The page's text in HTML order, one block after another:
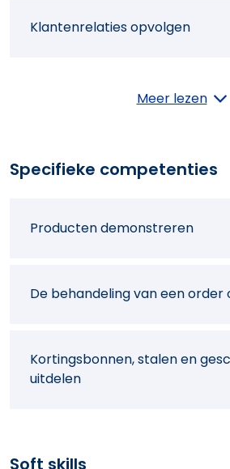
Klantenrelaties opvolgen
Klantenbezoeken, prospecties
Meer lezen
Specifieke competenties
Producten demonstreren
De behandeling van een order
Kortingsbonnen, stalen en
uitdelen
Soft skills